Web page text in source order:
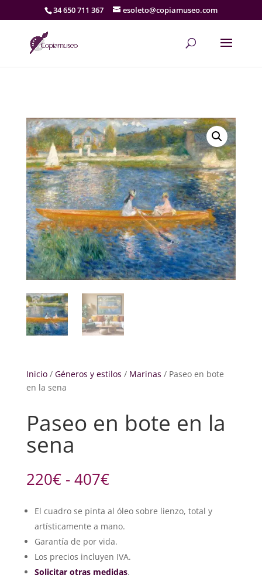
34 650 711 367 esoleto@copiamuseo.com
Inicio/ Géneros y estilos / Marinas / Paseo en bote
en la sena
Paseo en bote en la
sena
220€ - 407€Rango
de
precios:
desde
220€
hasta
407€
El cuadro se pinta al óleo sobre lienzo, total y
artísticamente a mano.
Garantía de por vida.
Los precios incluyen IVA.
Solicitar otras medidas.